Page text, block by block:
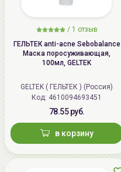
/ 1 отзыв
ГЕЛЬТЕК anti-acne Sebobalance
Маска поросуживающая,
100мл, GELTEK
GELTEK ( ГЕЛЬТЕК ) (Россия)
Код: 4610094693451
78.55 руб.
в корзину